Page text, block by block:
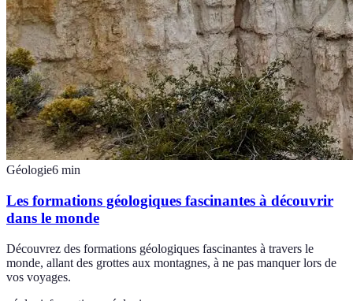
Géologie6 min
Les formations géologiques fascinantes à découvrir
dans le monde
Découvrez des formations géologiques fascinantes à travers le
monde, allant des grottes aux montagnes, à ne pas manquer lors de
vos voyages.